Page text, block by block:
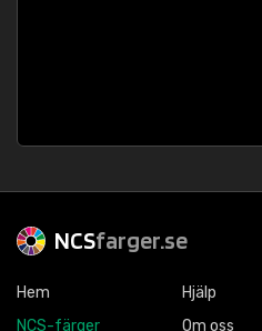
NCSfarger.se
Hem
NCS-färger
Hjälp
Om oss